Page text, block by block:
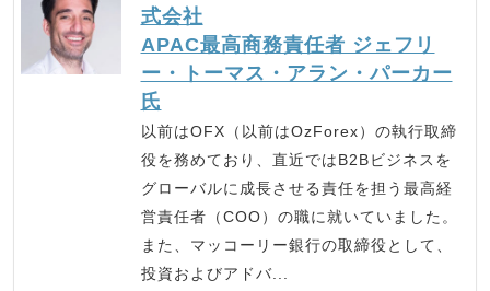
式会社
APAC最高商務責任者 ジェフリ
ー・トーマス・アラン・パーカー
氏
以前はOFX（以前はOzForex）の執行取締
役を務めており、直近ではB2Bビジネスを
グローバルに成長させる責任を担う最高経
営責任者（COO）の職に就いていました。
また、マッコーリー銀行の取締役として、
投資およびアドバ...